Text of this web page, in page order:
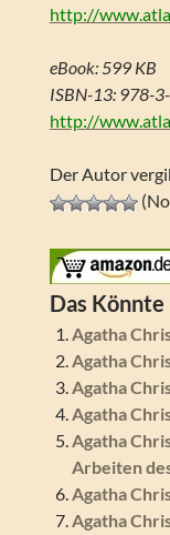
http://
eBook: 599 KB
ISBN-13: 978-
http://
Der Autor
(No
Das
Agatha
Agatha
Agatha
Agatha
Agatha
Arbeiten
Agatha
Agatha